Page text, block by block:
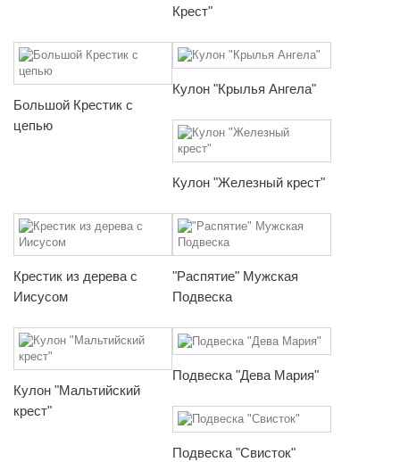
Крест"
Большой Крестик с
цепью
Кулон "Крылья Ангела"
Кулон "Железный крест"
Крестик из дерева с
Иисусом
"Распятие" Мужская
Подвеска
Кулон "Мальтийский
крест"
Подвеска "Дева Мария"
Подвеска "Свисток"